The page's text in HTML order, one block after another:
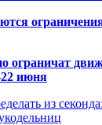
ограничат
июня
из